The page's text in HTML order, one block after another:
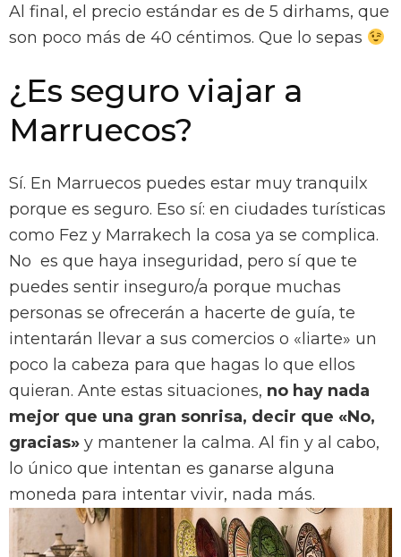
Al final, el precio estándar es de 5 dirhams, que
son poco más de 40 céntimos. Que lo sepas
¿Es seguro viajar a
Marruecos?
Sí. En Marruecos puedes estar muy tranquilx
porque es seguro. Eso sí: en ciudades turísticas
como Fez y Marrakech la cosa ya se complica.
No es que haya inseguridad, pero sí que te
puedes sentir inseguro/a porque muchas
personas se ofrecerán a hacerte de guía, te
intentarán llevar a sus comercios o «liarte» un
poco la cabeza para que hagas lo que ellos
quieran. Ante estas situaciones, no hay nada
mejor que una gran sonrisa, decir que «No,
gracias» y mantener la calma. Al fin y al cabo,
lo único que intentan es ganarse alguna
moneda para intentar vivir, nada más.